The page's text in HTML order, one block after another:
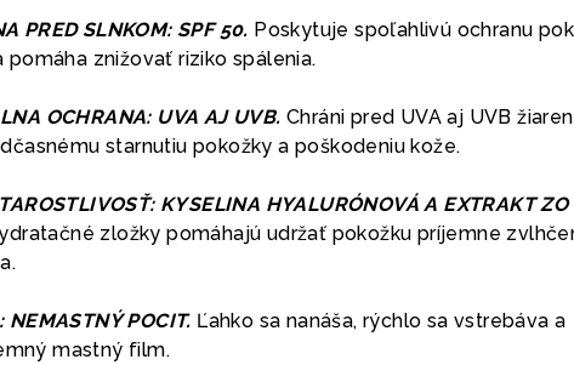
PRED SLNKOM: SPF 50. Poskytuje spoľahlivú ochranu
pomáha znižovať riziko spálenia.
OCHRANA: UVA AJ UVB. Chráni pred UVA aj UVB
starnutiu pokožky a poškodeniu kože.
KYSELINA HYALURÓNOVÁ A EXTRAKT ZO
zložky pomáhajú udržať pokožku príjemne
NEMASTNÝ POCIT. Ľahko sa nanáša, rýchlo sa vstrebáva a
mastný film.